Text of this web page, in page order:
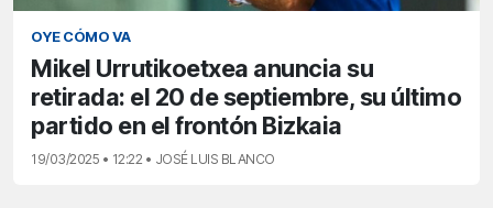
OYE CÓMO VA
Mikel Urrutikoetxea anuncia su
retirada: el 20 de septiembre, su último
partido en el frontón Bizkaia
19/03/2025 • 12:22 • JOSÉ LUIS BLANCO